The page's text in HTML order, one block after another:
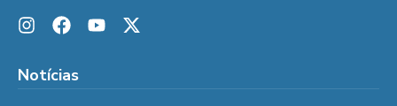
Notícias